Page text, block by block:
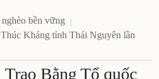
bền vững
Kháng tỉnh Thái Nguyên lần
Bằng Tổ quốc